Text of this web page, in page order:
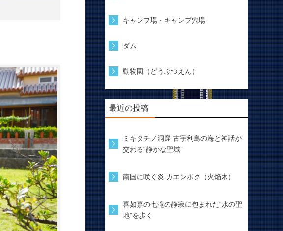
キャンプ場・キャンプ穴場
ダム
動物園（どうぶつえん）
最近の投稿
ミキタチノ洞窟 古宇利島の海と神話が
交わる“静かな聖域”
南国に咲く炎 カエンボク（火焔木）
喜如嘉の七滝の静寂に包まれた“水の聖
地”を歩く